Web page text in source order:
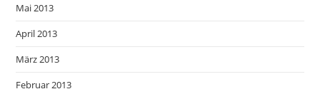
Mai 2013
April 2013
März 2013
Februar 2013